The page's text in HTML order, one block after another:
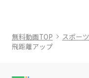
無料動画TOP スポーツ
飛距離アップ